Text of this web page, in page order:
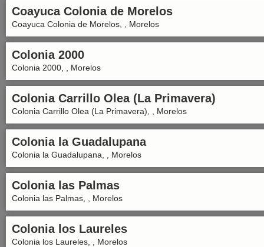
Coayuca Colonia de Morelos
Coayuca Colonia de Morelos, , Morelos
Colonia 2000
Colonia 2000, , Morelos
Colonia Carrillo Olea (La Primavera)
Colonia Carrillo Olea (La Primavera), , Morelos
Colonia la Guadalupana
Colonia la Guadalupana, , Morelos
Colonia las Palmas
Colonia las Palmas, , Morelos
Colonia los Laureles
Colonia los Laureles, , Morelos